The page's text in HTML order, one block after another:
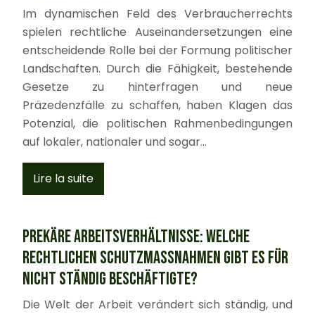
Im dynamischen Feld des Verbraucherrechts
spielen rechtliche Auseinandersetzungen eine
entscheidende Rolle bei der Formung politischer
Landschaften. Durch die Fähigkeit, bestehende
Gesetze zu hinterfragen und neue
Präzedenzfälle zu schaffen, haben Klagen das
Potenzial, die politischen Rahmenbedingungen
auf lokaler, nationaler und sogar…
Lire la suite
Prekäre Arbeitsverhältnisse: Welche
rechtlichen Schutzmassnahmen gibt es für
nicht ständig Beschäftigte?
Die Welt der Arbeit verändert sich ständig, und